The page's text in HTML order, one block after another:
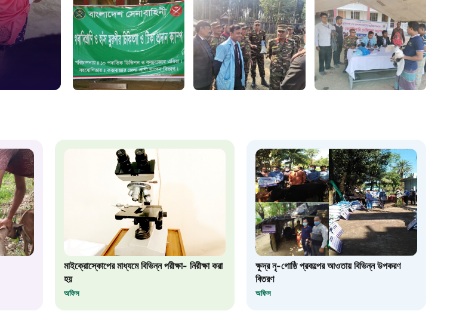
১৬১২২
স্মার্ট ভূমি সেবা
১০৯৮
১৬১০৯
বাংলাদেশ কর্মচারী কল্যাণ বোর্ড হটলাইন
০১৯০৮৮৮৮৮৮৮
মাদকদ্রব্য নিয়ন্ত্রণ হটলাইন
মাইক্রোস্কোপের মাধ্যমে বিভিন্ন পরীক্ষা- নিরীক্ষা করা
হয়
অফিস
ক্ষুদ্র নৃ-গোষ্ঠি প্রকল্পের আওতায় বিভিন্ন উপকরণ
বিতরণ
অফিস